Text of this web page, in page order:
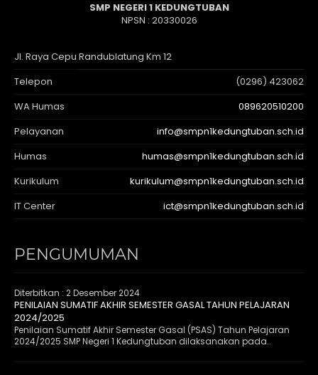
SMP NEGERI 1 KEDUNGTUBAN
NPSN : 20330026
Jl. Raya Cepu Randublatung Km 12
Telepon
(0296) 423062
WA Humas
089620510200
Pelayanan
info@smpn1kedungtuban.sch.id
Humas
humas@smpn1kedungtuban.sch.id
Kurikulum
kurikulum@smpn1kedungtuban.sch.id
IT Center
ict@smpn1kedungtuban.sch.id
PENGUMUMAN
Diterbitkan : 2 Desember 2024
PENILAIAN SUMATIF AKHIR SEMESTER GASAL TAHUN PELAJARAN
2024/2025
Penilaian Sumatif Akhir Semester Gasal (PSAS) Tahun Pelajaran
2024/2025 SMP Negeri 1 Kedungtuban dilaksanakan pada..